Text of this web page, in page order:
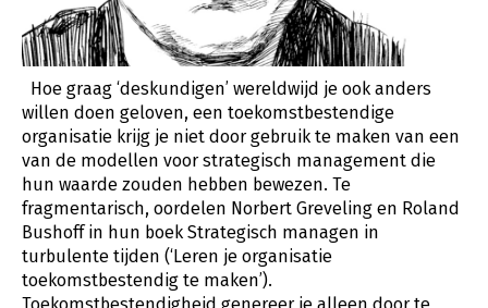
Hoe graag ‘deskundigen’ wereldwijd je ook anders
willen doen geloven, een toekomstbestendige
organisatie krijg je niet door gebruik te maken van een
van de modellen voor strategisch management die
hun waarde zouden hebben bewezen. Te
fragmentarisch, oordelen Norbert Greveling en Roland
Bushoff in hun boek Strategisch managen in
turbulente tijden (‘Leren je organisatie
toekomstbestendig te maken’).